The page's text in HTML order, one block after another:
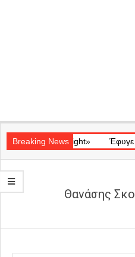
Navigation
Menu
Breaking News
«Ray of Light» Έφυγε από
Θανάσης